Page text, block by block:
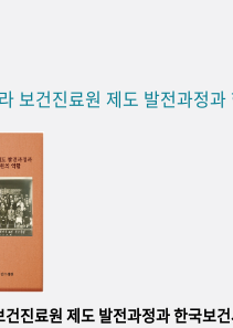
보건진료원 제도 발전과정
건진료원 제도 발전과정과 한국보